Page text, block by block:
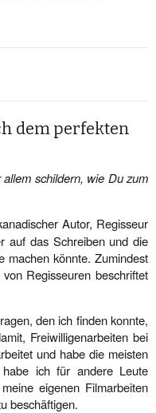
dem perfekten
schildern, wie Du zum
Autor, Regisseur
auf das Schreiben und die
machen könnte. Zumindest
Regisseuren beschriftet
den ich finden konnte,
Freiwilligenarbeiten bei
und habe die meisten
ich für andere Leute
eigenen Filmarbeiten
beschäftigen.